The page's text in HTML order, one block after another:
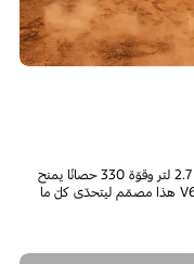
V6 جبّار بسعة 2.7 لتر وقوّة 330 حصانًا يمنح
دفعة إضافيّة من القوّة لعشّاق الأداء العالي. محرّك الـV6 هذا مصمّم ليتحدّى كلّ ما